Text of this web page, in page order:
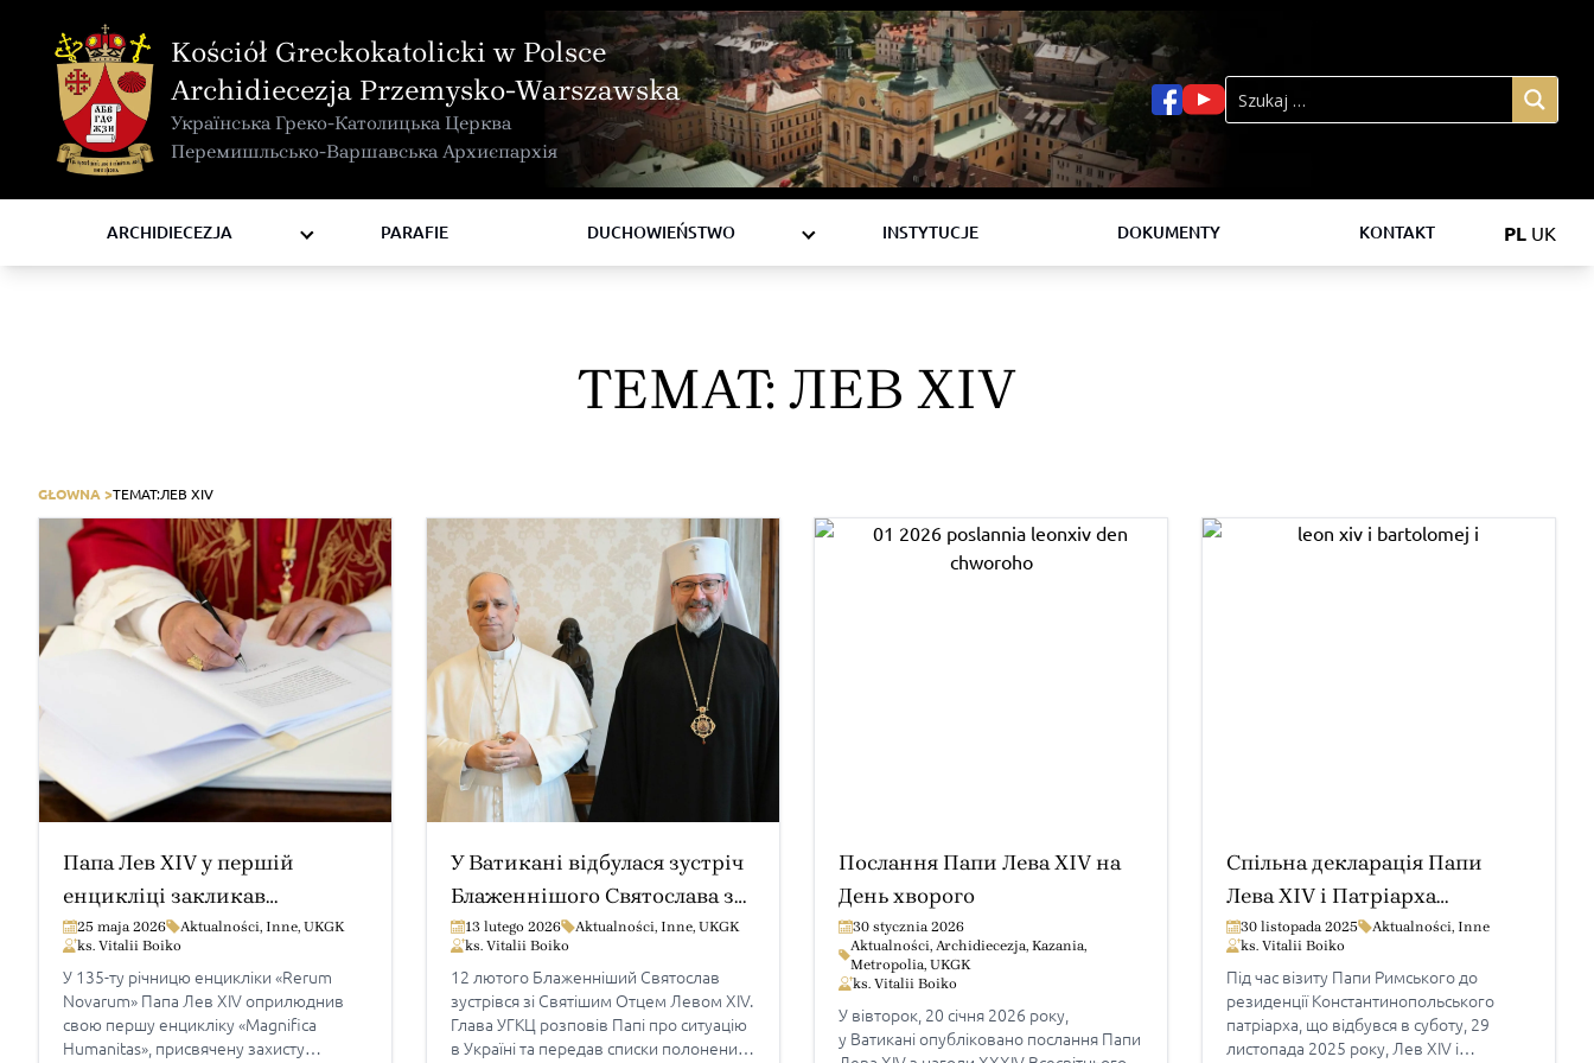
Kościół Greckokatolicki w Polsce
Archidiecezja Przemysko-Warszawska
Українська Греко-Католицька Церква
Перемишльсько-Варшавська Архиєпархія
ARCHIDIECEZJA
KURIA METROPOLITALNA
KAPITUŁA
KOMISJE I WYDZIAŁY
RADY
ZAKONY I ZGROMADZENIA
PARAFIE
DUCHOWIEŃSTWO
BISKUPI
KSIĘŻA
INSTYTUCJE
DOKUMENTY KONTAKT PL UK
TEMAT: ЛЕВ XIV
GŁOWNA >TEMAT:ЛЕВ XIV
Папа Лев XIV у першій
енцикліці закликав
поставити штучний інтелект
владі небагатьох
25 maja 2026 Aktualności, Inne, UKGK
ks. Vitalii Boiko
У 135-ту річницю енцикліки «Rerum
Novarum» Папа Лев XIV оприлюднив
свою першу енцикліку «Magnifica
Humanitas», присвячену захисту
У Ватикані відбулася зустріч
Блаженнішого Святослава з
Папою Левом XIV
13 lutego 2026 Aktualności, Inne, UKGK
ks. Vitalii Boiko
12 лютого Блаженніший Святослав
зустрівся зі Святішим Отцем Левом XIV.
Глава УГКЦ розповів Папі про ситуацію
в Україні та передав списки полонених.
Послання Папи Лева XIV на
День хворого
30 stycznia 2026
Aktualności, Archidiecezja, Kazania,
Metropolia, UKGK
ks. Vitalii Boiko
У вівторок, 20 січня 2026 року,
у Ватикані опубліковано послання Папи
Спільна декларація Папи
Лева XIV і Патріарха
Вартоломея І
30 listopada 2025 Aktualności, Inne
ks. Vitalii Boiko
Під час візиту Папи Римського до
резиденції Константинопольського
патріарха, що відбувся в суботу, 29
листопада 2025 року, Лев XIV і